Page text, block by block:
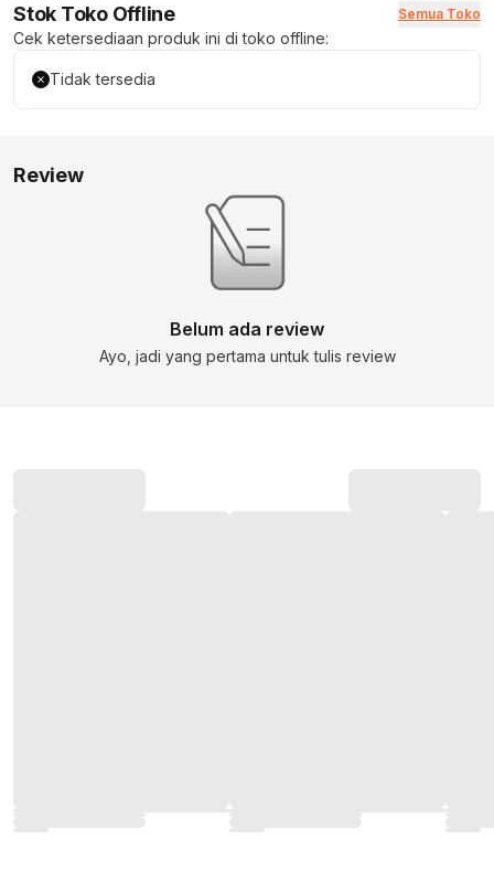
Stok Toko Offline Semua Toko
Cek ketersediaan produk ini di toko offline:
Tidak tersedia
Review
Belum ada review
Ayo, jadi yang pertama untuk tulis review